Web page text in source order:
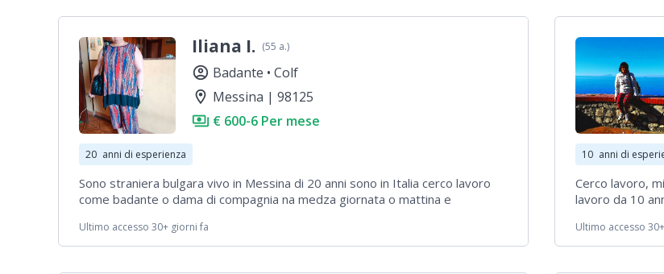
Iliana I. (55 a.)
account_circle Badante • Colf
location_on Messina | 98125
payments € 600-6 Per mese
20 anni di esperienza
Sono straniera bulgara vivo in Messina di 20 anni sono in Italia cerco lavoro
come badante o dama di compagnia na medza giornata o mattina e
Ultimo accesso 30+ giorni fa
10 anni di
Cerco lavoro,
lavoro da 10
Ultimo accesso